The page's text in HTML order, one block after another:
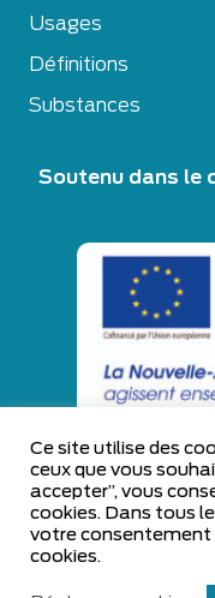
Usages
Définitions
Substances
Soutenu dans le
Ce site utilise des
ceux que vous
accepter”, vous
cookies. Dans tous
votre consentement
cookies.